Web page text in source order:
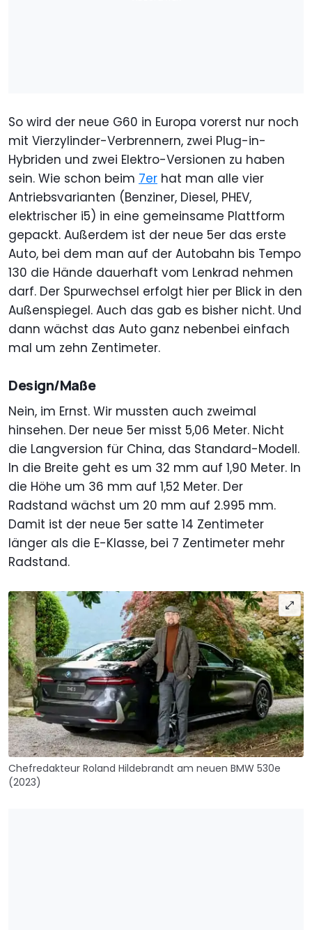
So wird der neue G60 in Europa vorerst nur noch
mit Vierzylinder-Verbrennern, zwei Plug-in-
Hybriden und zwei Elektro-Versionen zu haben
sein. Wie schon beim 7er hat man alle vier
Antriebsvarianten (Benziner, Diesel, PHEV,
elektrischer i5) in eine gemeinsame Plattform
gepackt. Außerdem ist der neue 5er das erste
Auto, bei dem man auf der Autobahn bis Tempo
130 die Hände dauerhaft vom Lenkrad nehmen
darf. Der Spurwechsel erfolgt hier per Blick in den
Außenspiegel. Auch das gab es bisher nicht. Und
dann wächst das Auto ganz nebenbei einfach
mal um zehn Zentimeter.
Design/Maße
Nein, im Ernst. Wir mussten auch zweimal
hinsehen. Der neue 5er misst 5,06 Meter. Nicht
die Langversion für China, das Standard-Modell.
In die Breite geht es um 32 mm auf 1,90 Meter. In
die Höhe um 36 mm auf 1,52 Meter. Der
Radstand wächst um 20 mm auf 2.995 mm.
Damit ist der neue 5er satte 14 Zentimeter
länger als die E-Klasse, bei 7 Zentimeter mehr
Radstand.
Chefredakteur Roland Hildebrandt am neuen BMW 530e
(2023)